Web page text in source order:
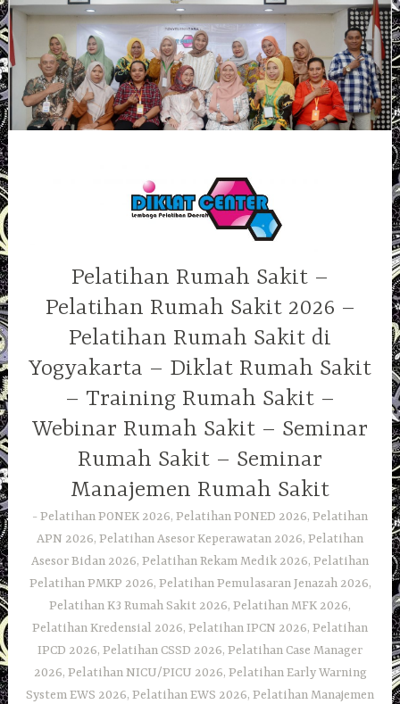
Skip
to
content
Pelatihan Rumah Sakit –
Pelatihan Rumah Sakit 2026 –
Pelatihan Rumah Sakit di
Yogyakarta – Diklat Rumah Sakit
– Training Rumah Sakit –
Webinar Rumah Sakit – Seminar
Rumah Sakit – Seminar
Manajemen Rumah Sakit
Pelatihan PONEK 2026, Pelatihan PONED 2026, Pelatihan
APN 2026, Pelatihan Asesor Keperawatan 2026, Pelatihan
Asesor Bidan 2026, Pelatihan Rekam Medik 2026, Pelatihan
Pelatihan PMKP 2026, Pelatihan Pemulasaran Jenazah 2026,
Pelatihan K3 Rumah Sakit 2026, Pelatihan MFK 2026,
Pelatihan Kredensial 2026, Pelatihan IPCN 2026, Pelatihan
IPCD 2026, Pelatihan CSSD 2026, Pelatihan Case Manager
2026, Pelatihan NICU/PICU 2026, Pelatihan Early Warning
System EWS 2026, Pelatihan EWS 2026, Pelatihan Manajemen